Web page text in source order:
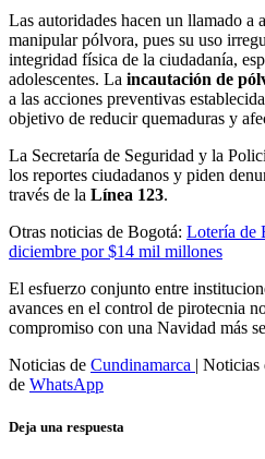
Las autoridades hacen un llamado a
manipular pólvora, pues su uso
integridad física de la ciudadanía,
adolescentes. La incautación de
a las acciones preventivas
objetivo de reducir quemaduras y
La Secretaría de Seguridad y la
los reportes ciudadanos y piden
través de la Línea 123.
Otras noticias de Bogotá: Lotería de
diciembre por $14 mil millones
El esfuerzo conjunto entre
avances en el control de pirotecnia
compromiso con una Navidad más
Noticias de Cundinamarca | Noticias
de WhatsApp
Deja una respuesta